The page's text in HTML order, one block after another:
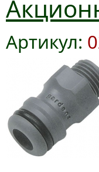
Артикул: